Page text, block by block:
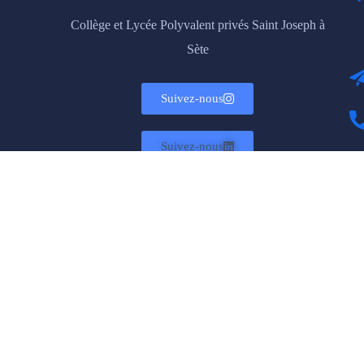
Collège et Lycée Polyvalent privés Saint Joseph à
Sète
Suivez-nous
Suivez-nous